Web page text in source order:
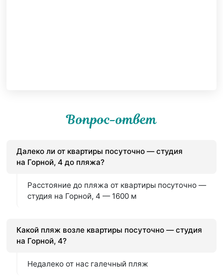
Вопрос-ответ
Далеко ли от квартиры посуточно — студия
на Горной, 4 до пляжа?
Расстояние до пляжа от квартиры посуточно —
студия на Горной, 4 — 1600 м
Какой пляж возле квартиры посуточно — студия
на Горной, 4?
Недалеко от нас галечный пляж